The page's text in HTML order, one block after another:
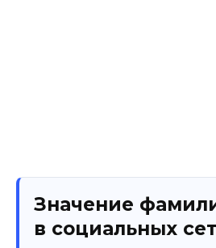
Значение
в социальных